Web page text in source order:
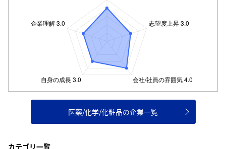
医薬/化学/化粧品の企業一覧
カテゴリ一覧